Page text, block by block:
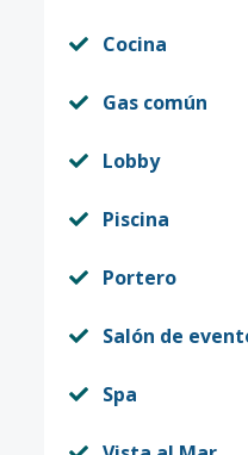
Cocina
Gas común
Lobby
Piscina
Portero
Salón de
Spa